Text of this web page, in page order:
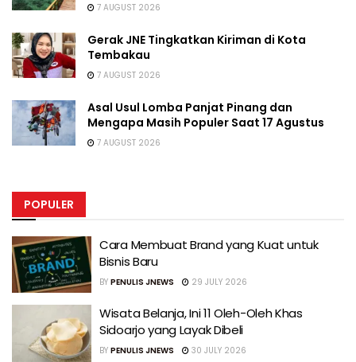
7 AUGUST 2026
Gerak JNE Tingkatkan Kiriman di Kota
Tembakau
7 AUGUST 2026
Asal Usul Lomba Panjat Pinang dan
Mengapa Masih Populer Saat 17 Agustus
7 AUGUST 2026
POPULER
Cara Membuat Brand yang Kuat untuk
Bisnis Baru
BY PENULIS JNEWS 29 JULY 2026
Wisata Belanja, Ini 11 Oleh-Oleh Khas
Sidoarjo yang Layak Dibeli
BY PENULIS JNEWS 30 JULY 2026